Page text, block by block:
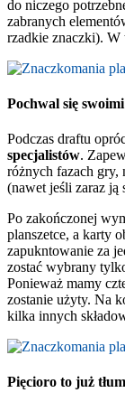
do niczego
zabranych
rzadkie znaczki). W
Pochwal się
Podczas draftu
specjalistów.
różnych fazach gry,
(nawet jeśli zaraz ją
Po zakończonej
planszetce, a karty
zapukntowanie za
zostać wybrany
Ponieważ mamy
zostanie użyty. Na
kilka innych
Pięcioro to już tłum